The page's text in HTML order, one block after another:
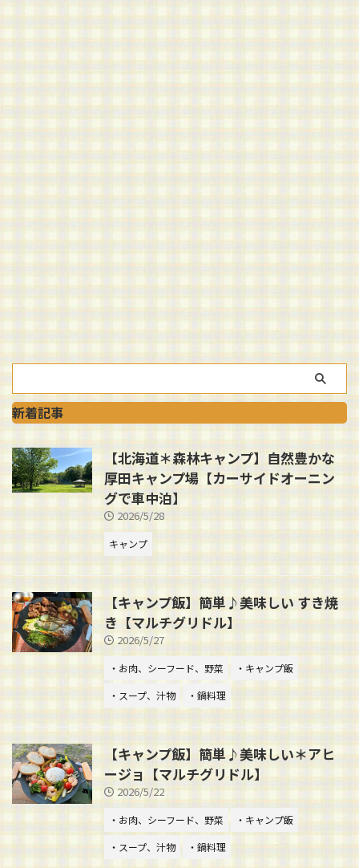
新着記事
【北海道＊森林キャンプ】自然豊かな
厚田キャンプ場【カーサイドオーニン
グで車中泊】
2026/5/28
キャンプ
【キャンプ飯】簡単♪美味しい すき焼
き【マルチグリドル】
2026/5/27
・お肉、シーフード、野菜
・キャンプ飯
・スープ、汁物
・鍋料理
【キャンプ飯】簡単♪美味しい＊アヒ
ージョ【マルチグリドル】
2026/5/22
・お肉、シーフード、野菜
・キャンプ飯
・スープ、汁物
・鍋料理